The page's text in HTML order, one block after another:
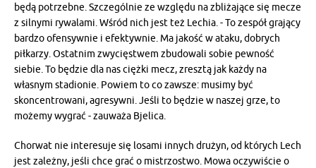
będą potrzebne. Szczególnie ze względu na zbliżające się mecze
z silnymi rywalami. Wśród nich jest też Lechia. - To zespół grający
bardzo ofensywnie i efektywnie. Ma jakość w ataku, dobrych
piłkarzy. Ostatnim zwycięstwem zbudowali sobie pewność
siebie. To będzie dla nas ciężki mecz, zresztą jak każdy na
własnym stadionie. Powiem to co zawsze: musimy być
skoncentrowani, agresywni. Jeśli to będzie w naszej grze, to
możemy wygrać - zauważa Bjelica.
Chorwat nie interesuje się losami innych drużyn, od których Lech
jest zależny, jeśli chce grać o mistrzostwo. Mowa oczywiście o